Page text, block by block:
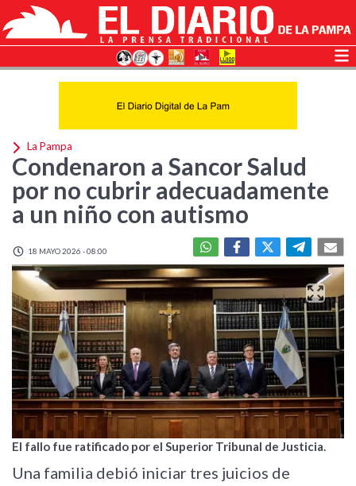
La Pampa
Condenaron a Sancor Salud
por no cubrir adecuadamente
a un niño con autismo
18 MAYO 2026 - 08:00
El fallo fue ratificado por el Superior Tribunal de Justicia.
Una familia debió iniciar tres juicios de